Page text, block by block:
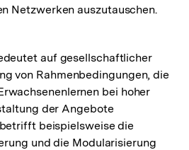
Netzwerken auszutauschen.
auf gesellschaftlicher
von Rahmenbedingungen, die
bei hoher
der Angebote
beispielsweise die
und die Modularisierung